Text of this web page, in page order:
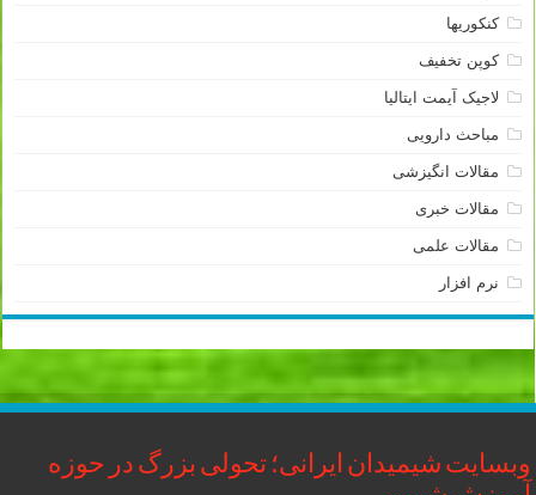
کنکوریها
کوپن تخفیف
لاجیک آیمت ایتالیا
مباحث دارویی
مقالات انگیزشی
مقالات خبری
مقالات علمی
نرم افزار
وبسایت شیمیدان ایرانی؛ تحولی بزرگ در حوزه